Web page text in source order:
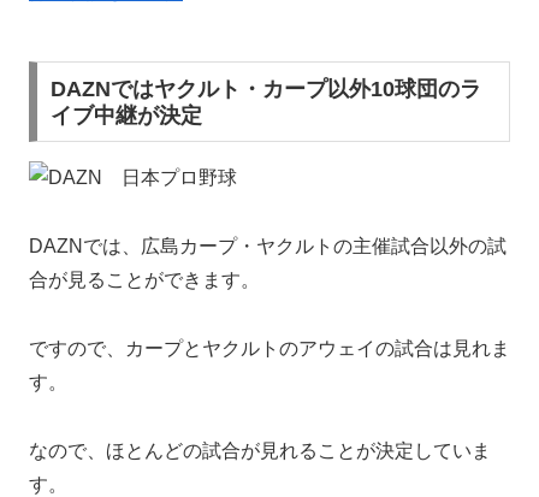
DAZNではヤクルト・カープ以外10球団のラ
イブ中継が決定
DAZNでは、広島カープ・ヤクルトの主催試合以外の試
合が見ることができます。
ですので、カープとヤクルトのアウェイの試合は見れま
す。
なので、ほとんどの試合が見れることが決定していま
す。